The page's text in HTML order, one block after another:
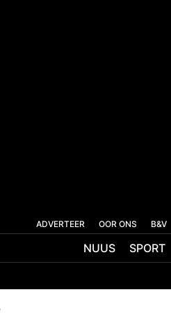
ADVERTEER OOR ONS B&V
NUUS SPORT